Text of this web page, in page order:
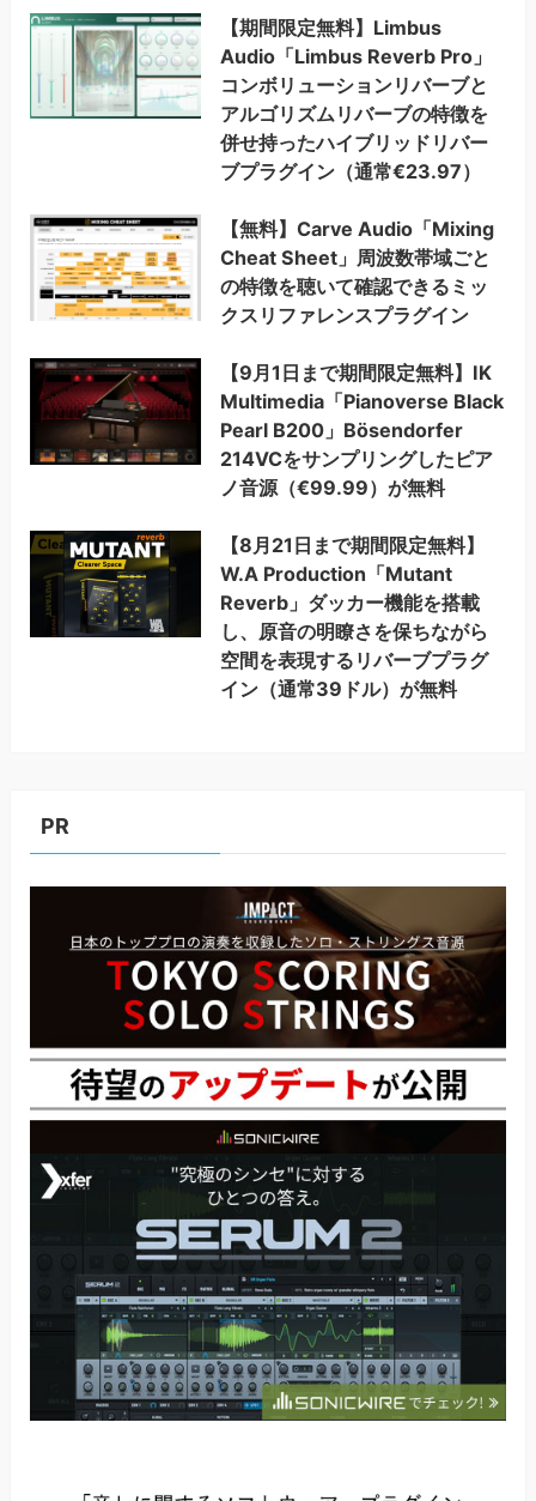
【期間限定無料】Limbus
Audio「Limbus Reverb Pro」
コンボリューションリバーブと
アルゴリズムリバーブの特徴を
併せ持ったハイブリッドリバー
ブプラグイン（通常€23.97）
【無料】Carve Audio「Mixing
Cheat Sheet」周波数帯域ごと
の特徴を聴いて確認できるミッ
クスリファレンスプラグイン
【9月1日まで期間限定無料】IK
Multimedia「Pianoverse Black
Pearl B200」Bösendorfer
214VCをサンプリングしたピア
ノ音源（€99.99）が無料
【8月21日まで期間限定無料】
W.A Production「Mutant
Reverb」ダッカー機能を搭載
し、原音の明瞭さを保ちながら
空間を表現するリバーブプラグ
イン（通常39ドル）が無料
PR